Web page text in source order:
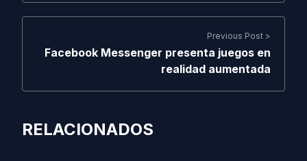
Previous Post >
Facebook Messenger presenta juegos en
realidad aumentada
RELACIONADOS